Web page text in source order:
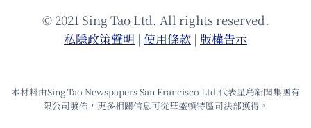
© 2021 Sing Tao Ltd. All rights reserved.
私隱政策聲明 | 使⽤條款 | 版權告⽰
本材料由Sing Tao Newspapers San Francisco Ltd.代表星島新聞集團有
限公司發佈，更多相關信息可從華盛頓特區司法部獲得。